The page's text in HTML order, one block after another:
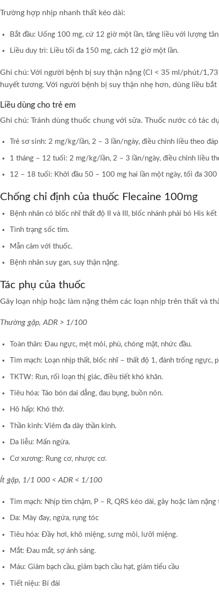
Trường hợp nhịp nhanh thất kéo dài:
Bắt đầu: Uống 100 mg, cứ 12 giờ một lần, tăng liều với lượng
Liều duy trì: Liều tối đa 150 mg, cách 12 giờ một lần.
Ghi chú: Với người bệnh bị suy thận nặng (Cl < 35 ml/phút/1,73
huyết tương. Với người bệnh bị suy thận nhẹ hơn, dùng liều
Liều dùng cho trẻ em
Ghi chú: Tránh dùng thuốc chung với sữa. Thuốc nước có tác
Trẻ sơ sinh: 2 mg/kg/lần, 2 – 3 lần/ngày, điều chỉnh liều theo
1 tháng – 12 tuối: 2 mg/kg/lần, 2 – 3 lần/ngày, điều chỉnh liều
12 – 18 tuối: Khởi đầu 50 – 100 mg hai lần một ngày, tối đa 300
Chống chỉ định của thuốc Flecaine 100mg
Bệnh nhân có blốc nhĩ thất độ II và III, blốc nhánh phải bó His
Tình trạng sốc tim.
Mẫn cảm với thuốc.
Bệnh nhân suy gan, suy thận nặng.
Tác phụ của thuốc
Gây loạn nhịp hoặc làm nặng thêm các loạn nhịp trên thất và
Thường gặp, ADR > 1/100
Toàn thân: Đau ngực, mệt mỏi, phù, chóng mặt, nhức đầu.
Tim mạch: Loạn nhịp thất, blốc nhĩ – thất độ 1, đánh trống ngực,
TKTW: Run, rối loạn thị giác, điều tiết khó khăn.
Tiêu hóa: Táo bón dai dẳng, đau bụng, buồn nôn.
Hô hấp: Khó thở.
Thần kinh: Viêm đa dây thần kinh.
Da liễu: Mấn ngứa.
Cơ xương: Rung cơ, nhược cơ.
Ít gặp, 1/1 000 < ADR < 1/100
Tim mạch: Nhịp tim chậm, P – R, QRS kéo dài, gây hoặc làm
Da: Mày đay, ngứa, rụng tóc
Tiêu hóa: Đầy hơi, khô miệng, sưng môi, lưỡi miệng.
Mắt: Đau mắt, sợ ánh sáng.
Máu: Giảm bạch cầu, giảm bạch cầu hạt, giảm tiểu cầu
Tiết niệu: Bí đái